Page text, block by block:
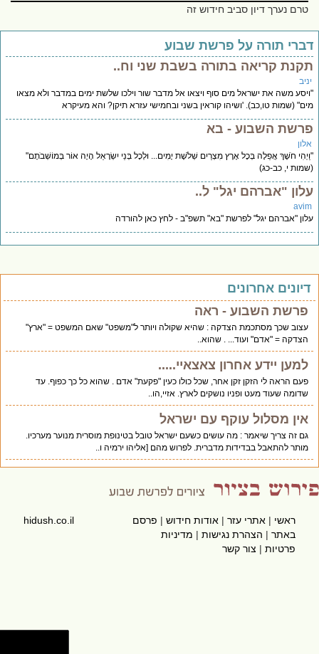
טרם נערך דיון סביב חידוש זה
תורה על פרשת שבוע
קריאה בתורה בשבת שני וח..
משה את ישראל מים סוף ויצאו אל מדבר שור וילכו שלשת ימים במדבר ולא מצאו
(שמות טו,כב). 'ושיהו קוראין בשני ובחמישי עזרא תיקן? והא מעיקרא
השבוע - בא
חֹשֶׁךְ אֲפֵלָה בְּכָל אֶרֶץ מִצְרַיִם שְׁלֹשֶׁת יָמִים... וּלְכָל בְּנֵי יִשְׂרָאֵל הָיָה אוֹר בְּמוֹשְׁבֹתָם"
י, כב-כג)
"אברהם יגל" ל..
"אברהם יגל" לפרשת "בא" תשפ"ב - לחץ כאן להורדה
אחרונים
פרשת השבוע - ראה
עצוב שכך מסתכמת הצדקה : שהיא שקולה ויותר ל"משפט" שאם המשפט = "ארץ"
הצדקה = "אדם" ועוד... . שהוא..
למען יידע אחרון צאצאיי.....
פעם הראה לי הזקן זקן אחר, שכל כולו כעין "פקעת" אדם . שהוא כל כך כפוף. עד
שדומה שעוד מעט ופניו נושקים לארץ. אזיי,הו..
אין מסלול עוקף עם ישראל
גם זה צריך שיאמר : מה עושים כשעם ישראל טובל בטינופת מוסרית מנוער מערכיו.
מותר להתאבל בבדידות מדברית. לפרוש מהם [אליהו ירמיה ו..
ראשי|אתרי עזר|אודות חידוש|פרסם
באתר|הצהרת נגישות|מדיניות
פרטיות|צור קשר
hidush.co.il